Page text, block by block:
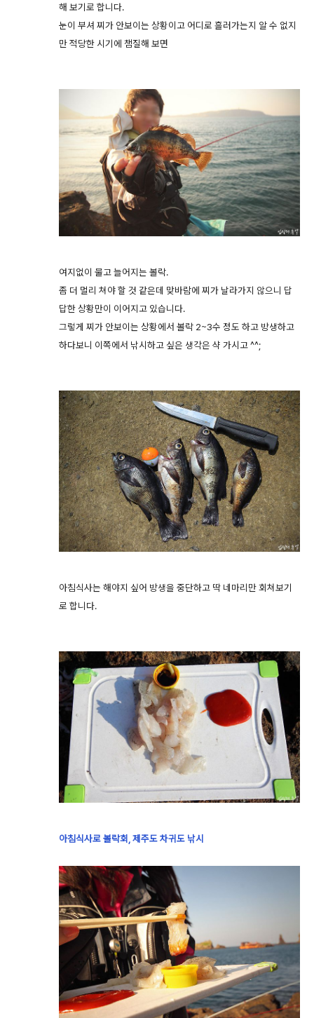
해 보기로 합니다.
눈이 부셔 찌가 안보이는 상황이고 어디로 흘러가는지 알 수 없지
만 적당한 시기에 챔질해 보면
여지없이 물고 늘어지는 볼락.
좀 더 멀리 쳐야 할 것 같은데 맞바람에 찌가 날라가지 않으니 답
답한 상황만이 이어지고 있습니다.
그렇게 찌가 안보이는 상황에서 볼락 2~3수 정도 하고 방생하고
하다보니 이쪽에서 낚시하고 싶은 생각은 샥 가시고 ^^;
아침식사는 해야지 싶어 방생을 중단하고 딱 네마리만 회쳐보기
로 합니다.
아침식사로 볼락회, 제주도 차귀도 낚시